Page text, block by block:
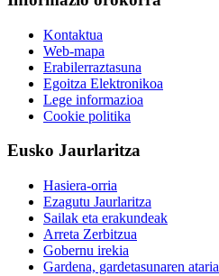
Kontaktua
Web-mapa
Erabilerraztasuna
Egoitza Elektronikoa
Lege informazioa
Cookie politika
Eusko Jaurlaritza
Hasiera-orria
Ezagutu Jaurlaritza
Sailak eta erakundeak
Arreta Zerbitzua
Gobernu irekia
Gardena, gardetasunaren ataria